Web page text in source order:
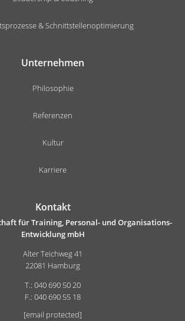
& Schnittstellenoptimierung
Unternehmen
Philosophie
Referenzen
Kultur
Karriere
Kontakt
für Training, Personal- und Organisations-
Entwicklung mbH
Alter Teichweg 41
22081 Hamburg
T.: 040 690 50 20
F.: 040 690 55 18
[email protected]